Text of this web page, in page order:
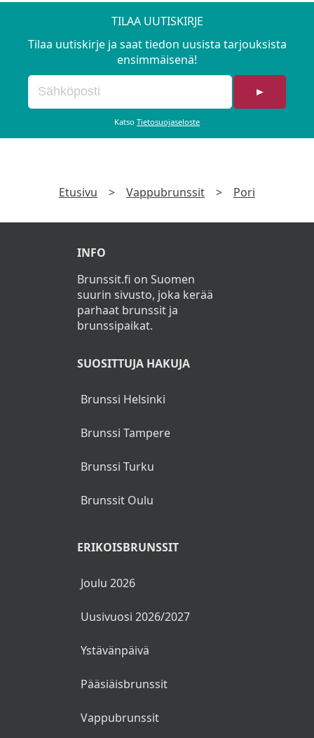
Vaahdotettua pähkinävoita L. G.
Harissatuorejuustoa L. G.
Frittiperunat L. G.
Naudan briskettiä ja savuviski-
kermakastiketta L. G.
Munakokkelia ja paistettua parsaa L. G.
mascarponevaahtoa L. G.
Huikoo Bakeryn pikkumunkkeja L.
Sima M. G.
Kahvi tai tee
Tuoremehu
Lasten menu
salaattia, NAMS-tomaatteja ja
Kartanon lihapullia, perunamuusia,
Frittikanaa, paahdettua pikkuperunaa,
TILAA UUTISKIRJE
Tilaa uutiskirje ja saat tiedon uusista tarjouksista
ensimmäisenä!
►
Katso Tietosuojaseloste
Etusivu > Vappubrunssit > Pori
INFO
Brunssit.fi on Suomen
suurin sivusto, joka kerää
parhaat brunssit ja
brunssipaikat.
SUOSITTUJA HAKUJA
Brunssi Helsinki
Brunssi Tampere
Brunssi Turku
Brunssit Oulu
ERIKOISBRUNSSIT
Joulu 2026
Uusivuosi 2026/2027
Ystävänpäivä
Pääsiäisbrunssit
Vappubrunssit